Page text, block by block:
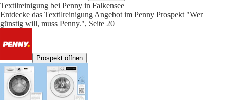
Textilreinigung bei Penny in Falkensee
Entdecke das Textilreinigung Angebot im Penny Prospekt "Wer
günstig will, muss Penny.", Seite 20
Prospekt öffnen